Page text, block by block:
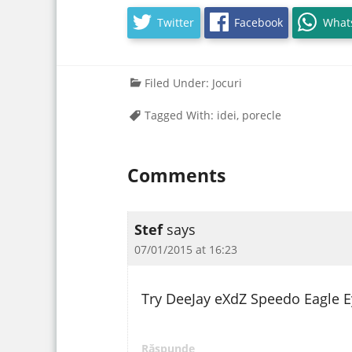
Twitter Facebook
Filed Under: Jocuri
Tagged With: idei, porecle
Comments
Stef says
07/01/2015 at 16:23
Try DeeJay eXdZ Speedo Eagle
Răspunde